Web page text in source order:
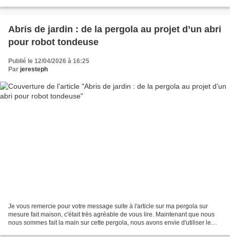
Abris de jardin : de la pergola au projet d’un abri
pour robot tondeuse
Publié le 12/04/2026 à 16:25
Par jeresteph
Je vous remercie pour votre message suite à l'article sur ma pergola sur
mesure fait maison, c'était très agréable de vous lire. Maintenant que nous
nous sommes fait la main sur cette pergola, nous avons envie d'utiliser le